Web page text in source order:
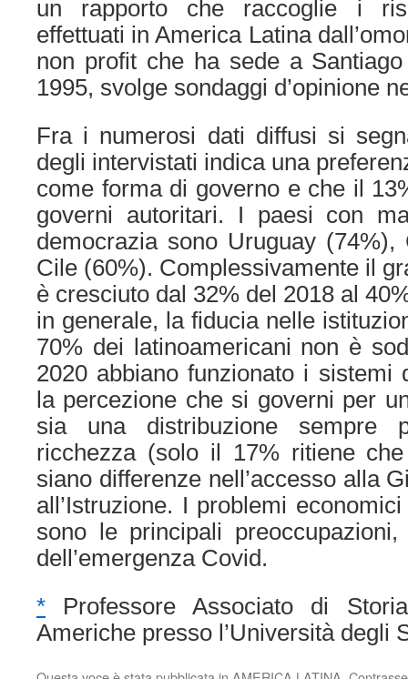
un rapporto che raccoglie i
effettuati in America Latina
non profit che ha sede a
1995, svolge sondaggi d’opinione
Fra i numerosi dati diffusi si
degli intervistati indica una
come forma di governo e che il
governi autoritari. I paesi con
democrazia sono Uruguay
Cile (60%). Complessivamente il
è cresciuto dal 32% del 2018 al
in generale, la fiducia nelle
70% dei latinoamericani non è
2020 abbiano funzionato i sistemi
la percezione che si governi per
sia una distribuzione sempre
ricchezza (solo il 17% ritiene
siano differenze nell’accesso alla
all’Istruzione. I problemi
sono le principali
dell’emergenza Covid.
* Professore Associato di
Americhe presso l’Università degli